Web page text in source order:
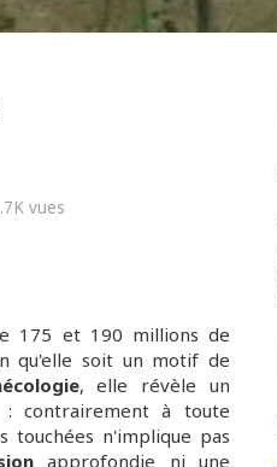
vues
175 et 190 millions de
qu'elle soit un motif de
, elle révèle un
: contrairement à toute
touchées n'implique pas
approfondie ni une